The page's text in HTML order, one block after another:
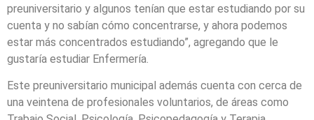
preuniversitario y algunos tenían que estar estudiando por su
cuenta y no sabían cómo concentrarse, y ahora podemos
estar más concentrados estudiando”, agregando que le
gustaría estudiar Enfermería.
Este preuniversitario municipal además cuenta con cerca de
una veintena de profesionales voluntarios, de áreas como